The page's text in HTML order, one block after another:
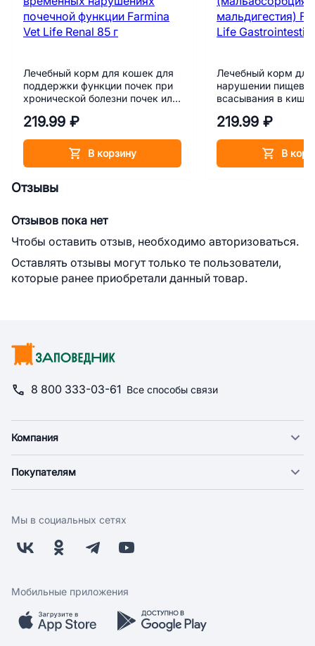
Лечебный корм для кошек для
поддержки функции почек при
хронической болезни почек или
почечной функции Farmina Vet
219.99 ₽
В корзину
Лечебный корм
нарушении
всасывания в
Farmina Vet Life
219.99 ₽
В
Отзывы
Отзывов пока нет
Чтобы оставить отзыв, необходимо авторизоваться.
Оставлять отзывы могут только те пользователи,
которые ранее приобретали данный товар.
8 800 333-03-61 Все способы связи
Компания
Новости
Поставщикам
Заводчикам
Обратная связь
Покупателям
Оплата
Бонусная программа
Скидки и акции
Мобильное приложение
Мы в социальных сетях
Мобильные приложения